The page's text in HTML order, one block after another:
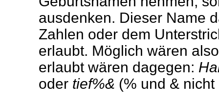
ausdenken. Dieser Name
Zahlen oder dem
erlaubt. Möglich wären
erlaubt wären dagegen:
oder tief%& (% und & nicht